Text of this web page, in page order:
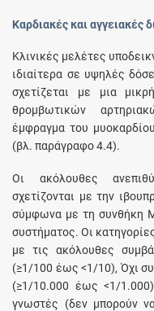
Καρδιακές και αγγειακές
Κλινικές μελέτες
ιδιαίτερα σε υψηλές
σχετίζεται με μια
θρομβωτικών
έμφραγμα του
(βλ. παράγραφο 4.4).
Οι ακόλουθες
σχετίζονται με την
σύμφωνα με τη συνθήκη
συστήματος. Οι
με τις ακόλουθες
(≥1/100 έως <1/10), Όχι
(≥1/10.000 έως <1/
γνωστές (δεν μπορούν